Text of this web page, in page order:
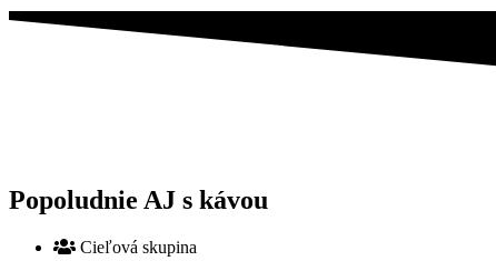
Popoludnie AJ s kávou
Cieľová skupina